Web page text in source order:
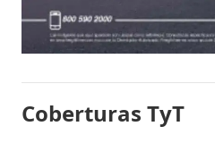
Coberturas TyT